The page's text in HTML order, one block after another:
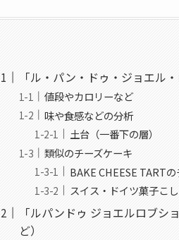
「ル・パン・ドゥ・ジョエル
値段やカロリーなど
味や食感などの分析
土台（一番下の層）
類似のチーズケーキ
BAKE CHEESE TART
スイス・ドイツ菓子こ
「ルパンドゥ ジョエルロブ
ど）